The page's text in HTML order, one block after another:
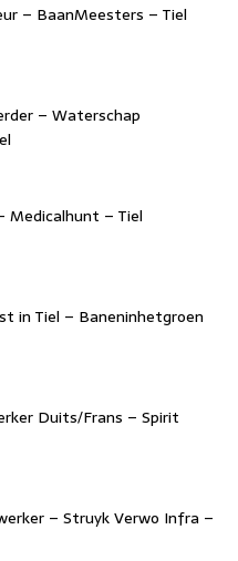
– BaanMeesters – Tiel
– Waterschap
Medicalhunt – Tiel
in Tiel – Baneninhetgroen
Duits/Frans – Spirit
– Struyk Verwo Infra –